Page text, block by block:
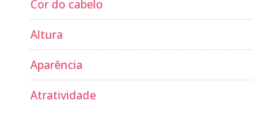
Cor do cabelo
Altura
Aparência
Atratividade